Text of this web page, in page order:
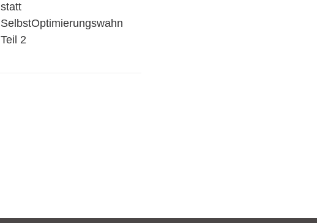
statt
SelbstOptimierungswahn
Teil 2